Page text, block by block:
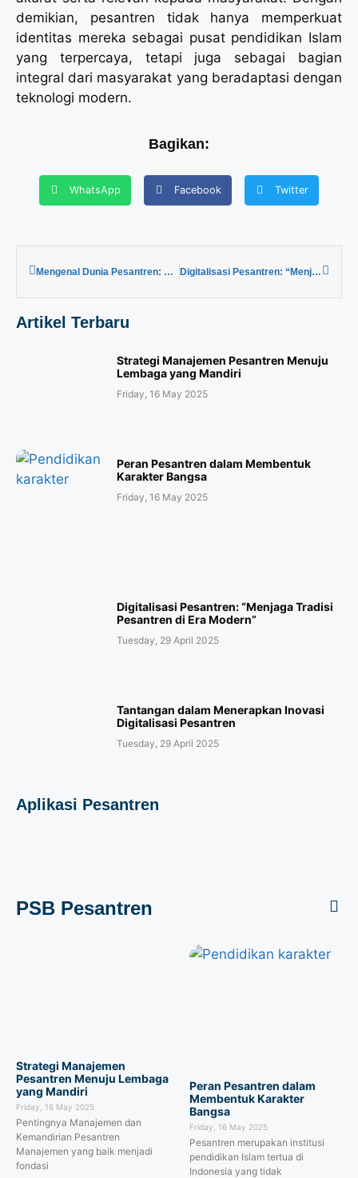
demikian, pesantren tidak hanya memperkuat
identitas mereka sebagai pusat pendidikan Islam
yang terpercaya, tetapi juga sebagai bagian
integral dari masyarakat yang beradaptasi dengan
teknologi modern.
Bagikan:
WhatsApp Facebook Twitter
Mengenal Dunia Pesantren: Sejarah, Peran dan Dinamika Digitalisasi Pesantren: “Menjaga Tradisi Pesantren di Era Modern”
Artikel Terbaru
Strategi Manajemen Pesantren Menuju
Lembaga yang Mandiri
Friday, 16 May 2025
Peran Pesantren dalam Membentuk
Karakter Bangsa
Friday, 16 May 2025
Digitalisasi Pesantren: “Menjaga Tradisi
Pesantren di Era Modern”
Tuesday, 29 April 2025
Tantangan dalam Menerapkan Inovasi
Digitalisasi Pesantren
Tuesday, 29 April 2025
Aplikasi Pesantren
PSB Pesantren
Strategi Manajemen
Pesantren Menuju Lembaga
yang Mandiri
Friday, 16 May 2025
Pentingnya Manajemen dan
Kemandirian Pesantren
Manajemen yang baik menjadi
fondasi
Peran Pesantren dalam
Membentuk Karakter
Bangsa
Friday, 16 May 2025
Pesantren merupakan institusi
pendidikan Islam tertua di
Indonesia yang tidak